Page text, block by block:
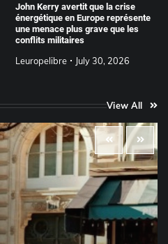
John Kerry avertit que la crise
énergétique en Europe représente
une menace plus grave que les
conflits militaires
Leuropelibre July 30, 2026
View All